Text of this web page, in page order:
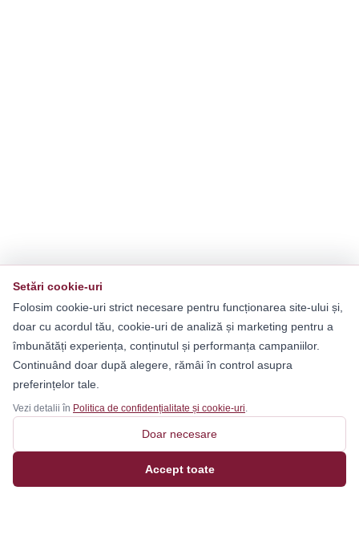
Setări cookie-uri
Folosim cookie-uri strict necesare pentru funcționarea site-ului și,
doar cu acordul tău, cookie-uri de analiză și marketing pentru a
îmbunătăți experiența, conținutul și performanța campaniilor.
Continuând doar după alegere, rămâi în control asupra
preferințelor tale.
Vezi detalii în Politica de confidențialitate și cookie-uri.
Doar necesare
Accept toate